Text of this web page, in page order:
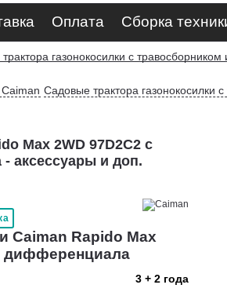
Оплата Сборка
газонокосилки с травосборником
Садовые трактора газонокосилки
Max 2WD 97D2C2 с
аксессуары и доп.
Caiman Rapido Max
дифференциала
3 + 2 года